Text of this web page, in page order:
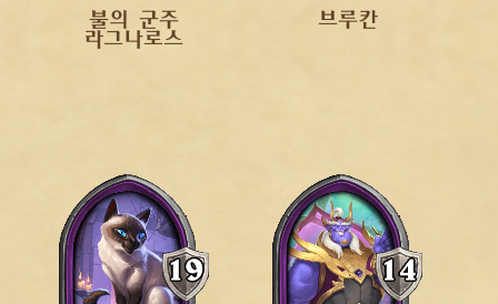
불의 군주
라그나로스
브루칸